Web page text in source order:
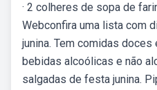
· 2 colheres de sopa de
Webconfira uma lista com
junina. Tem comidas doces
bebidas alcoólicas e não
salgadas de festa junina.